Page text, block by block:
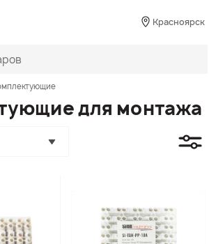
Красноярск
для монтажа